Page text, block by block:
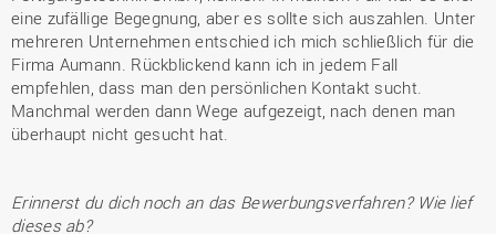
eine zufällige Begegnung, aber es sollte sich auszahlen. Unter
mehreren Unternehmen entschied ich mich schließlich für die
Firma Aumann. Rückblickend kann ich in jedem Fall
empfehlen, dass man den persönlichen Kontakt sucht.
Manchmal werden dann Wege aufgezeigt, nach denen man
überhaupt nicht gesucht hat.
Erinnerst du dich noch an das Bewerbungsverfahren? Wie lief
dieses ab?